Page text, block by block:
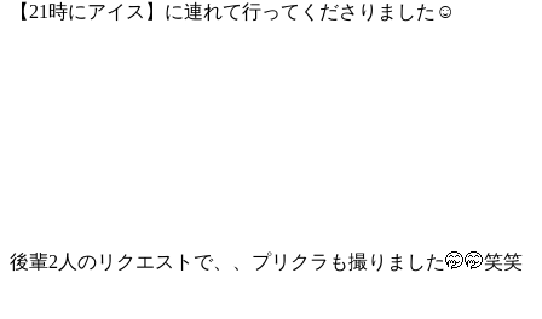
【21時にアイス】に連れて行ってくださりました☺️
後輩2人のリクエストで、、プリクラも撮りました🤭🤭笑笑